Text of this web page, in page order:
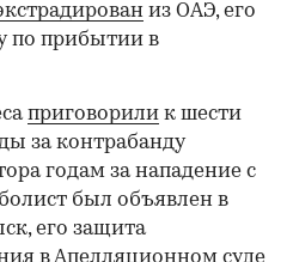
из ОАЭ, его
по прибытии в
приговорили к шести
за контрабанду
годам за нападение с
был объявлен в
его защита